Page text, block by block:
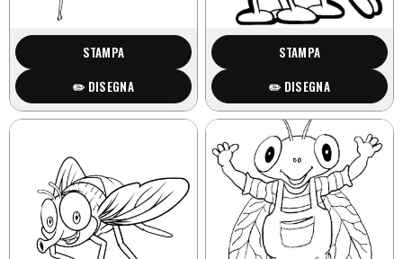
STAMPA
✏️ DISEGNA
STAMPA
✏️ DISEGNA